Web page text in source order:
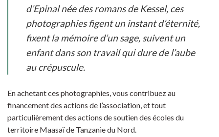
d’Epinal née des romans de Kessel, ces
photographies figent un instant d’éternité,
fixent la mémoire d’un sage, suivent un
enfant dans son travail qui dure de l’aube
au crépuscule.
En achetant ces photographies, vous contribuez au
financement des actions de l’association, et tout
particulièrement des actions de soutien des écoles du
territoire Maasaï de Tanzanie du Nord.